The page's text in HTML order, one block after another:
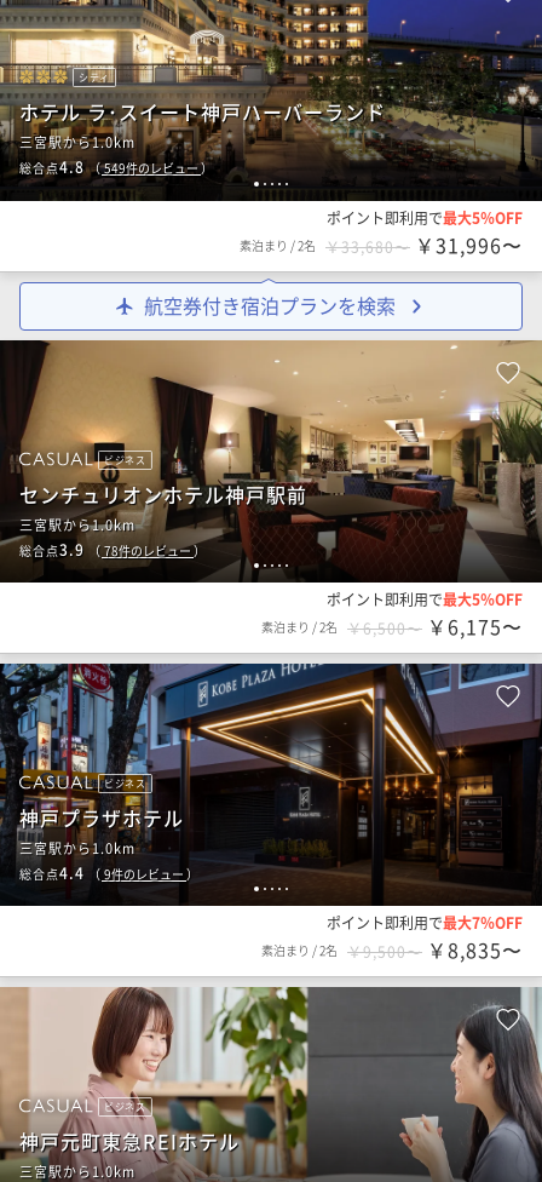
12 3 4 5
シティ
ホテル ラ･スイート神戸ハーバーランド
三宮駅から1.0km
総合点4.8（549件のレビュー）
ポイント即利用で最大5％OFF
素泊まり /2名 ￥33,680〜 ￥31,996〜
航空券付き宿泊プランを検索
12345
ビジネス
センチュリオンホテル神戸駅前
三宮駅から1.0km
総合点3.9 （ 78件のレビュー）
ポイント即利用で最大5％OFF
素泊まり /2名 ￥6,500〜 ￥6,175〜
1 2 3 4 5
ビジネス
神戸プラザホテル
三宮駅から1.0km
総合点4.4 （ 9件のレビュー ）
ポイント即利用で最大7％OFF
素泊まり /2名 ￥9,500〜 ￥8,835〜
ビジネス
神戸元町東急REIホテル
三宮駅から1.0km